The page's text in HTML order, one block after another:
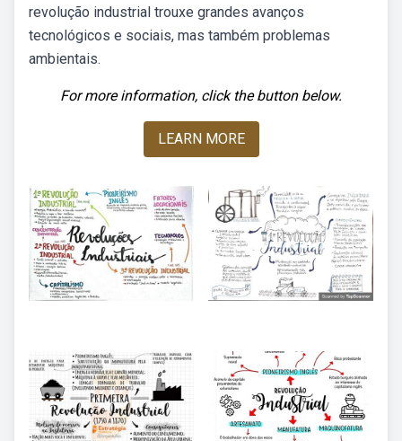
revolução industrial trouxe grandes avanços
tecnológicos e sociais, mas também problemas
ambientais.
For more information, click the button below.
LEARN MORE